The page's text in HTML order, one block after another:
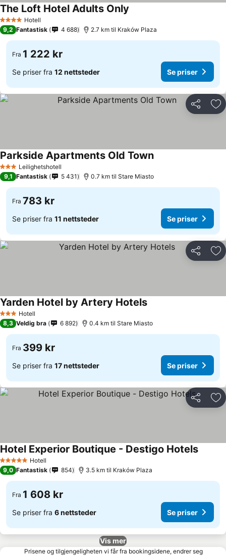
4 StjernerHotell
The Loft Hotel Adults Only
9,2 Fantastisk 4 688 2.7 km til Kraków Plaza
Fra 1 222 kr
Se priser fra 12 nettsteder Se priser
Del
3 StjernerLeilighetshotell
Parkside Apartments Old Town
9,1 Fantastisk 5 431 0.7 km til Stare Miasto
Fra 783 kr
Se priser fra 11 nettsteder Se priser
Del
3 StjernerHotell
Yarden Hotel by Artery Hotels
8,3 Veldig bra 6 892 0.4 km til Stare Miasto
Fra 399 kr
Se priser fra 17 nettsteder Se priser
Del
5 Stjerner Hotell
Hotel Experior Boutique - Destigo Hotels
9,0 Fantastisk 854 3.5 km til Kraków Plaza
Fra 1 608 kr
Se priser fra 6 nettsteder Se priser
Vis mer
Prisene og tilgjengeligheten vi får fra bookingsidene, endrer seg